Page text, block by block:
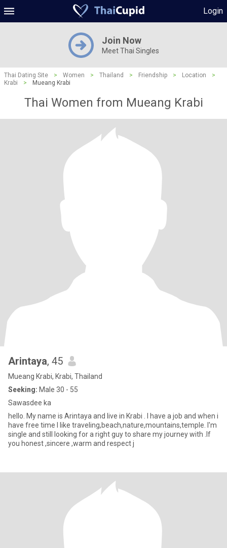
Login
Join Now
Meet Thai Singles
Thai Dating Site > Women > Thailand > Friendship > Location
>
Krabi
> Mueang Krabi
Thai Women from Mueang Krabi
Arintaya, 45
Mueang Krabi, Krabi, Thailand
Seeking: Male 30 - 55
Sawasdee ka
hello. My name is Arintaya and live in Krabi . I have a job and when i
have free time I like traveling,beach,nature,mountains,temple. I'm
single and still looking for a right guy to share my journey with .If
you honest ,sincere ,warm and respect j